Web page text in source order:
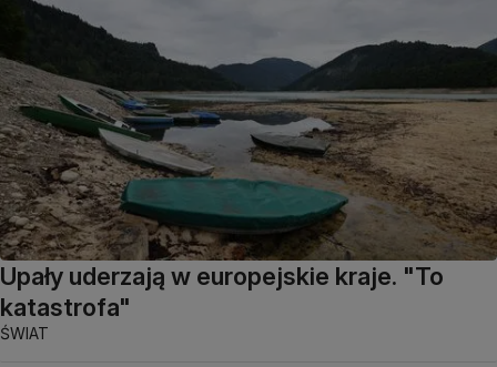
Upały uderzają w europejskie kraje. "To
katastrofa"
ŚWIAT